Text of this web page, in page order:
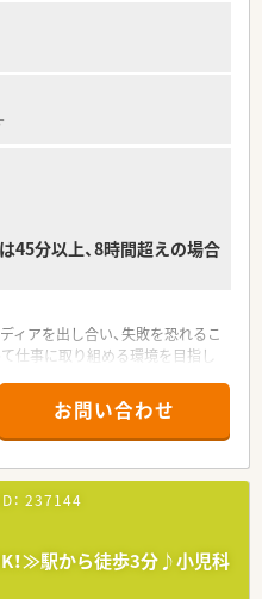
務制度」があり、サポートが充実
います。
現段階の本人のスキルにあ応じて
ます。
45分以上、8時間超えの場合
ィアを出し合い、失敗を恐れるこ
仕事に取り組める環境を目指し
アップを目指す方はもちろん、薬
アアップのチャンスがたくさん
心に約130店舗展開中の大手チェ
お問い合わせ
： 237144
！≫駅から徒歩3分♪小児科